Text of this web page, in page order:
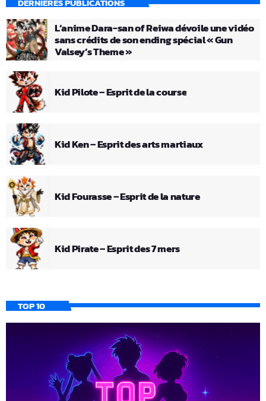
L’anime Dara-san of Reiwa dévoile une vidéo
sans crédits de son ending spécial « Gun
Valsey’s Theme »
Kid Pilote – Esprit de la course
Kid Ken – Esprit des arts martiaux
Kid Fourasse – Esprit de la nature
Kid Pirate – Esprit des 7 mers
TOP 10